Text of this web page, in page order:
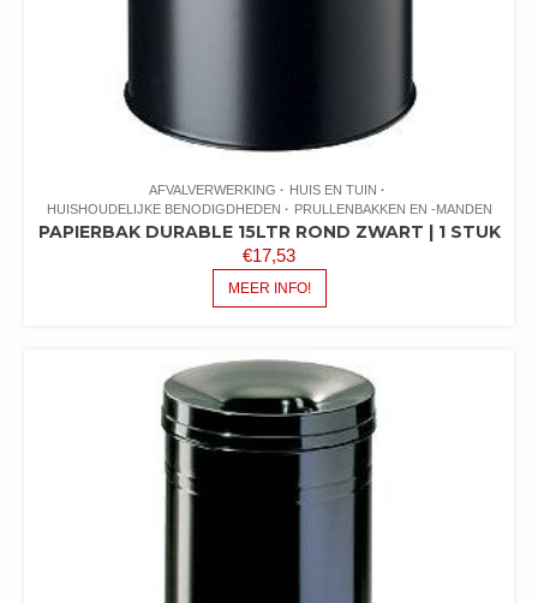
AFVALVERWERKING
HUIS EN TUIN
HUISHOUDELIJKE BENODIGDHEDEN
PRULLENBAKKEN EN -MANDEN
PAPIERBAK DURABLE 15LTR ROND ZWART | 1 STUK
€17,53
MEER INFO!